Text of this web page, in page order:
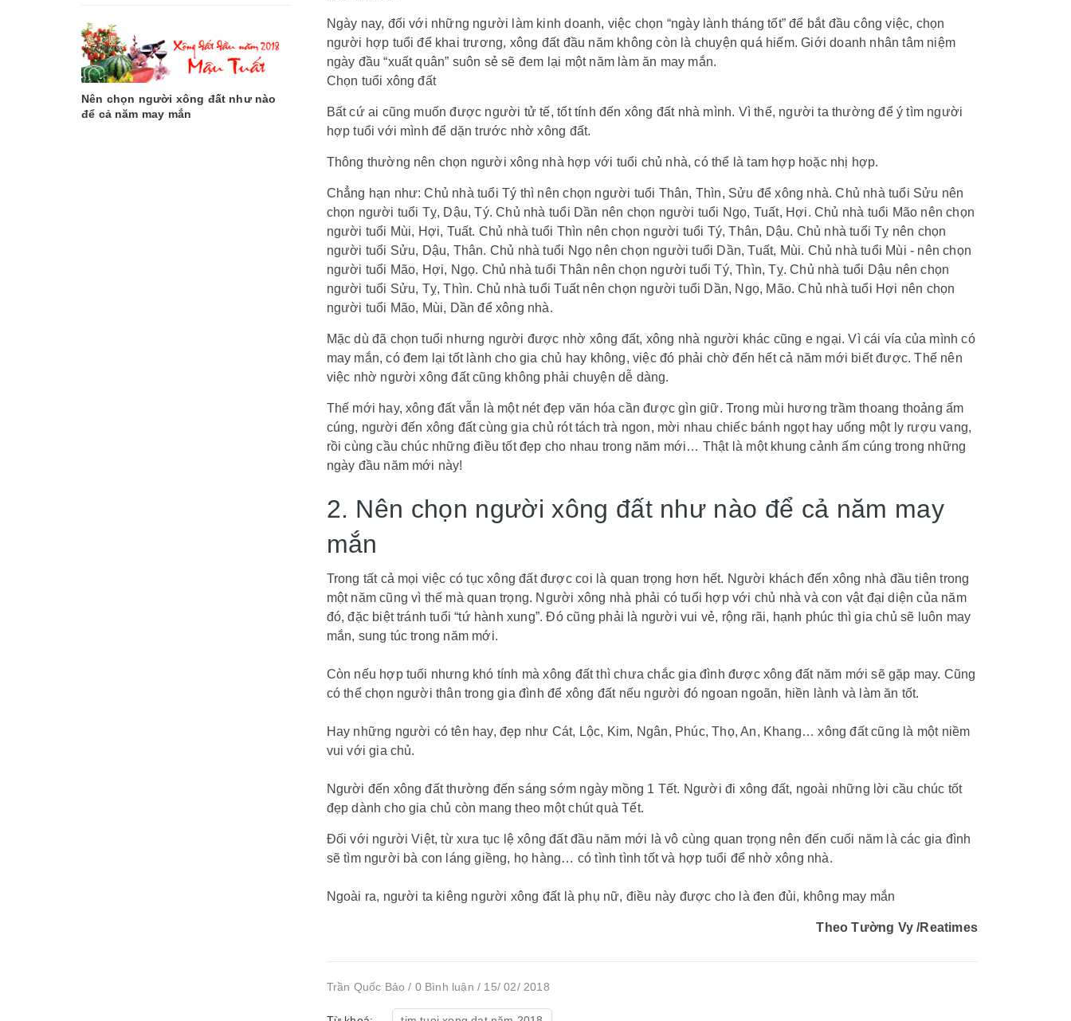
Ngày nay, đối với những người làm kinh doanh, việc chọn “ngày lành tháng tốt” để bắt đầu công việc, chọn
người hợp tuổi để khai trương, xông đất đầu năm không còn là chuyện quá hiếm. Giới doanh nhân tâm niệm
ngày đầu “xuất quân” suôn sẻ sẽ đem lại một năm làm ăn may mắn.
Chọn tuổi xông đất
Bất cứ ai cũng muốn được người tử tế, tốt tính đến xông đất nhà mình. Vì thế, người ta thường để ý tìm người
hợp tuổi với mình để dặn trước nhờ xông đất.
Thông thường nên chọn người xông nhà hợp với tuổi chủ nhà, có thể là tam hợp hoặc nhị hợp.
Chẳng hạn như: Chủ nhà tuổi Tý thì nên chọn người tuổi Thân, Thìn, Sửu để xông nhà. Chủ nhà tuổi Sửu nên
chọn người tuổi Tỵ, Dậu, Tý. Chủ nhà tuổi Dần nên chọn người tuổi Ngọ, Tuất, Hợi. Chủ nhà tuổi Mão nên chọn
người tuổi Mùi, Hợi, Tuất. Chủ nhà tuổi Thìn nên chọn người tuổi Tý, Thân, Dậu. Chủ nhà tuổi Tỵ nên chọn
người tuổi Sửu, Dậu, Thân. Chủ nhà tuổi Ngọ nên chọn người tuổi Dần, Tuất, Mùi. Chủ nhà tuổi Mùi - nên chọn
người tuổi Mão, Hợi, Ngọ. Chủ nhà tuổi Thân nên chọn người tuổi Tý, Thìn, Tỵ. Chủ nhà tuổi Dậu nên chọn
người tuổi Sửu, Tỵ, Thìn. Chủ nhà tuổi Tuất nên chọn người tuổi Dần, Ngọ, Mão. Chủ nhà tuổi Hợi nên chọn
người tuổi Mão, Mùi, Dần để xông nhà.
Mặc dù đã chọn tuổi nhưng người được nhờ xông đất, xông nhà người khác cũng e ngại. Vì cái vía của mình có
may mắn, có đem lại tốt lành cho gia chủ hay không, việc đó phải chờ đến hết cả năm mới biết được. Thế nên
việc nhờ người xông đất cũng không phải chuyện dễ dàng.
Thế mới hay, xông đất vẫn là một nét đẹp văn hóa cần được gìn giữ. Trong mùi hương trầm thoang thoảng ấm
cúng, người đến xông đất cùng gia chủ rót tách trà ngon, mời nhau chiếc bánh ngọt hay uống một ly rượu vang,
rồi cùng cầu chúc những điều tốt đẹp cho nhau trong năm mới… Thật là một khung cảnh ấm cúng trong những
ngày đầu năm mới này!
2. Nên chọn người xông đất như nào để cả năm may
mắn
Trong tất cả mọi việc có tục xông đất được coi là quan trọng hơn hết. Người khách đến xông nhà đầu tiên trong
một năm cũng vì thế mà quan trọng. Người xông nhà phải có tuổi hợp với chủ nhà và con vật đại diện của năm
đó, đặc biệt tránh tuổi “tứ hành xung”. Đó cũng phải là người vui vẻ, rộng rãi, hạnh phúc thì gia chủ sẽ luôn may
mắn, sung túc trong năm mới.
Còn nếu hợp tuối nhưng khó tính mà xông đất thì chưa chắc gia đình được xông đất năm mới sẽ gặp may. Cũng
có thể chọn người thân trong gia đình để xông đất nếu người đó ngoan ngoãn, hiền lành và làm ăn tốt.
Hay những người có tên hay, đẹp như Cát, Lộc, Kim, Ngân, Phúc, Thọ, An, Khang… xông đất cũng là một niềm
vui với gia chủ.
Người đến xông đất thường đến sáng sớm ngày mồng 1 Tết. Người đi xông đất, ngoài những lời cầu chúc tốt
đẹp dành cho gia chủ còn mang theo một chút quà Tết.
Đối với người Việt, từ xưa tục lệ xông đất đầu năm mới là vô cùng quan trọng nên đến cuối năm là các gia đình
sẽ tìm người bà con láng giềng, họ hàng… có tình tình tốt và hợp tuổi để nhờ xông nhà.
Ngoài ra, người ta kiêng người xông đất là phụ nữ, điều này được cho là đen đủi, không may mắn
Theo Tường Vy /Reatimes
Trần Quốc Bảo / 0 Bình luận / 15/ 02/ 2018
Nên chọn người xông đất như nào
để cả năm may mắn